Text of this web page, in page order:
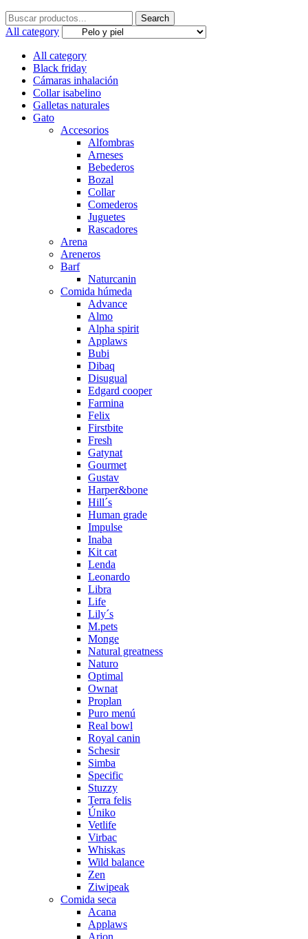
Search
for:
Search
All category
All category
Black friday
Cámaras inhalación
Collar isabelino
Galletas naturales
Gato
Accesorios
Alfombras
Arneses
Bebederos
Bozal
Collar
Comederos
Juguetes
Rascadores
Arena
Areneros
Barf
Naturcanin
Comida húmeda
Advance
Almo
Alpha spirit
Applaws
Bubi
Dibaq
Disugual
Edgard cooper
Farmina
Felix
Firstbite
Fresh
Gatynat
Gourmet
Gustav
Harper&bone
Hill´s
Human grade
Impulse
Inaba
Kit cat
Lenda
Leonardo
Libra
Life
Lily´s
M.pets
Monge
Natural greatness
Naturo
Optimal
Ownat
Proplan
Puro menú
Real bowl
Royal canin
Schesir
Simba
Specific
Stuzzy
Terra felis
Úniko
Vetlife
Virbac
Whiskas
Wild balance
Zen
Ziwipeak
Comida seca
Acana
Applaws
Arion